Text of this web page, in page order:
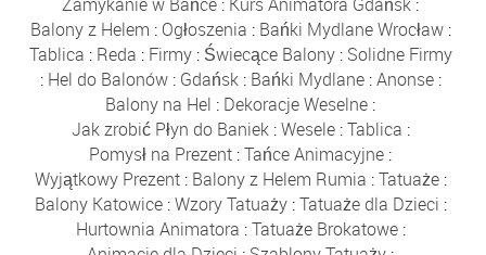
Balony z Helem : Ogłoszenia : Bańki Mydlane Wrocław:
Tablica : Reda : Firmy: Świecące Balony: Solidne Firmy
: Hel do Balonów: Gdańsk: Bańki Mydlane:Anonse:
Balony na Hel : Dekoracje Weselne :
Jak zrobić Płyn do Baniek:Wesele:Tablica :
Pomysł na Prezent :Tańce Animacyjne :
Wyjątkowy Prezent: Balony z Helem Rumia :Tatuaże:
Balony Katowice:Wzory Tatuaży:Tatuaże dla Dzieci :
Hurtownia Animatora :Tatuaże Brokatowe: